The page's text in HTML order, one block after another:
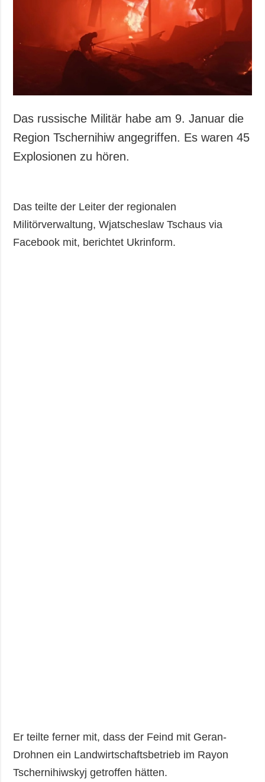
Gesellschaft und
Kriminalität
Notstand und
ZUSÄTZLICH
Veröffentlichungen
Interview
LEISTUNGEN
Abonnement
Das russische Militär habe am 9. Januar die
Region Tschernihiw angegriffen. Es waren 45
Explosionen zu hören.
Das teilte der Leiter der regionalen
Militörverwaltung, Wjatscheslaw Tschaus via
Facebook mit, berichtet Ukrinform.
Er teilte ferner mit, dass der Feind mit Geran-
Drohnen ein Landwirtschaftsbetrieb im Rayon
Tschernihiwskyj getroffen hätten.